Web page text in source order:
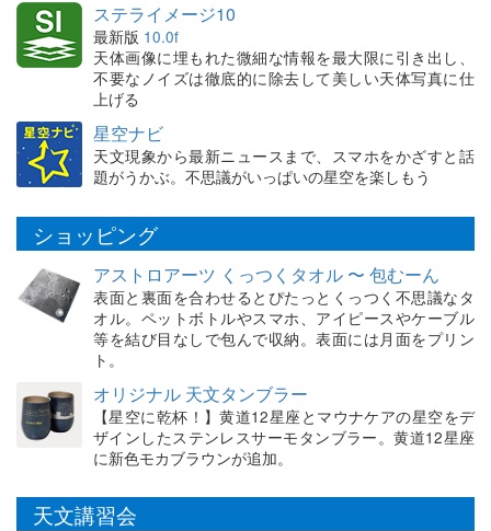
ステライメージ10
最新版 10.0f
天体画像に埋もれた微細な情報を最大限に引き出し、
不要なノイズは徹底的に除去して美しい天体写真に仕
上げる
星空ナビ
天文現象から最新ニュースまで、スマホをかざすと話
題がうかぶ。不思議がいっぱいの星空を楽しもう
ショッピング
アストロアーツ くっつくタオル 〜 包むーん
表面と裏面を合わせるとぴたっとくっつく不思議なタ
オル。ペットボトルやスマホ、アイピースやケーブル
等を結び目なしで包んで収納。表面には月面をプリン
ト。
オリジナル 天文タンブラー
【星空に乾杯！】黄道12星座とマウナケアの星空をデ
ザインしたステンレスサーモタンブラー。黄道12星座
に新色モカブラウンが追加。
天文講習会